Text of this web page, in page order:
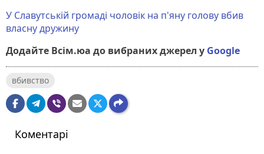
У Славутській громаді чоловік на п'яну голову вбив
власну дружину
Додайте Всім.юа до вибраних джерел у Google
вбивство
Коментарі